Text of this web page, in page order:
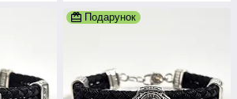
Подарунок